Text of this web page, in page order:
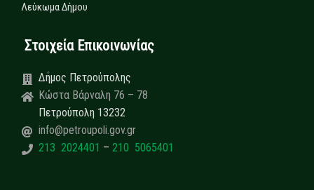
Λεύκωμα Δήμου
Στοιχεία Επικοινωνίας
Δήμος Πετρούπολης
Κώστα Βάρναλη 76 – 78
Πετρούπολη 13232
info@petroupoli.gov.gr
213 2024401 – 210 5065401